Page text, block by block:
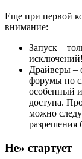
Еще при первой
внимание:
Запуск –
исключений!
Драйверы –
форумы по
особенный и
доступа.
можно
разрешения
Не» стартует